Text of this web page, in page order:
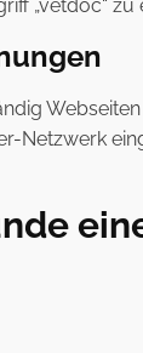
„vetdoc“ zu
Netzwerk